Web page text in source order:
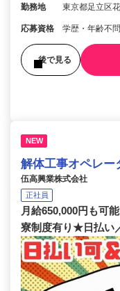
勤務地 東京都足立区
応募資格 学歴・年齢不
後で見る
NEW
解体工事オペレー
伍高興業株式会社
正社員
月給650,000円も可
寮制度有り★日払い